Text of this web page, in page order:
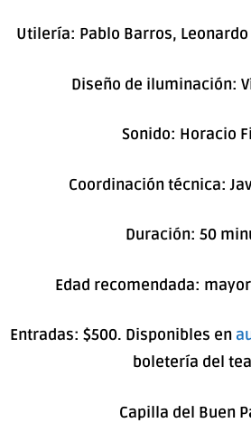
Utilería: Pablo Barros,
Diseño de iluminación:
Sonido: Horacio
Coordinación técnica:
Duración: 50
Edad recomendada:
Entradas: $500. Disponibles en
boletería del
Capilla del Buen